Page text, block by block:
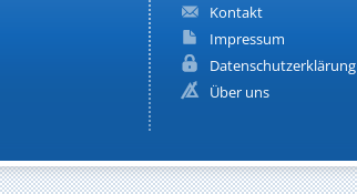
Kontakt
Impressum
Datenschutzerklärung
Über uns